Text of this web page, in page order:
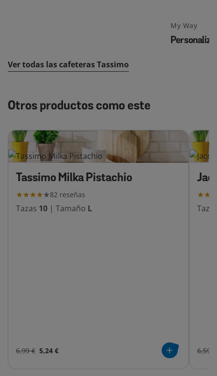
My Way
Ver todas las cafeteras Tassimo
Otros productos como este
Tassimo Milka Pistachio
82 reseñas
Tazas 10 | Tamaño L
6,99 € 5,24 € 6,59 €